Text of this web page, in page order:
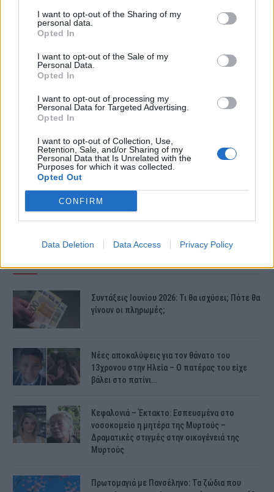
I want to opt-out of the Sharing of my
personal data.
Opted In
I want to opt-out of the Sale of my
Personal Data.
Opted In
I want to opt-out of processing my
Personal Data for Targeted Advertising.
Opted In
I want to opt-out of Collection, Use,
Retention, Sale, and/or Sharing of my
Personal Data that Is Unrelated with the
Purposes for which it was collected.
Opted Out
CONFIRM
Data Deletion Data Access Privacy Policy
μεγάλη μάχη και έφυγε από τη ζωή.
Συντάξεις Ιουνίου 2026: Τι θα ισχύσει; Πότε θα
γίνουν οι πληρωμές;
Νέες αποκαλύψεις για τον θάνατο του
13χρονου στην Ηλεία – Ο πατέρας του είχε
βάλει στο πατίνι…
Κεφαλονιά – Έκτακτο: Εσπευσμένα στο
νοσοκομείο η μητέρα της Μυρτούς –
Δραματικές στιγμές στην οικογένειά της
Μυρτούς
Πρωτομαγιά με Πανσέληνο: Τα ζώδια που